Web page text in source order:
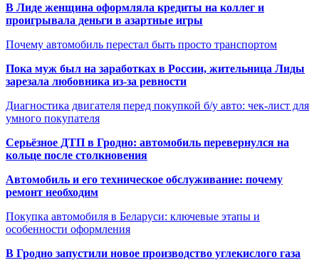
В Лиде женщина оформляла кредиты на коллег и
проигрывала деньги в азартные игры
Почему автомобиль перестал быть просто транспортом
Пока муж был на заработках в России, жительница Лиды
зарезала любовника из-за ревности
Диагностика двигателя перед покупкой б/у авто: чек-лист для
умного покупателя
Серьёзное ДТП в Гродно: автомобиль перевернулся на
кольце после столкновения
Автомобиль и его техническое обслуживание: почему
ремонт необходим
Покупка автомобиля в Беларуси: ключевые этапы и
особенности оформления
В Гродно запустили новое производство углекислого газа